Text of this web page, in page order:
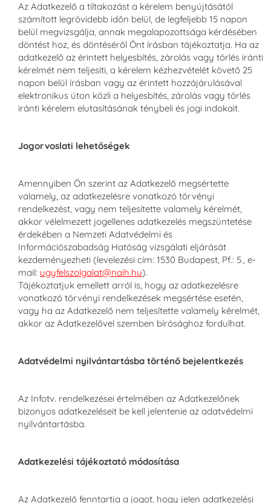
Az Adatkezelő a tiltakozást a kérelem benyújtásától
számított legrövidebb időn belül, de legfeljebb 15 napon
belül megvizsgálja, annak megalapozottsága kérdésében
döntést hoz, és döntéséről Önt írásban tájékoztatja. Ha az
adatkezelő az érintett helyesbítés, zárolás vagy törlés iránti
kérelmét nem teljesíti, a kérelem kézhezvételét követő 25
napon belül írásban vagy az érintett hozzájárulásával
elektronikus úton közli a helyesbítés, zárolás vagy törlés
iránti kérelem elutasításának ténybeli és jogi indokait.
Jogorvoslati lehetőségek
Amennyiben Ön szerint az Adatkezelő megsértette
valamely, az adatkezelésre vonatkozó törvényi
rendelkezést, vagy nem teljesítette valamely kérelmét,
akkor vélelmezett jogellenes adatkezelés megszüntetése
érdekében a Nemzeti Adatvédelmi és
Információszabadság Hatóság vizsgálati eljárását
kezdeményezheti (levelezési cím: 1530 Budapest, Pf.: 5., e-
mail: ugyfelszolgalat@naih.hu).
Tájékoztatjuk emellett arról is, hogy az adatkezelésre
vonatkozó törvényi rendelkezések megsértése esetén,
vagy ha az Adatkezelő nem teljesítette valamely kérelmét,
akkor az Adatkezelővel szemben bírósághoz fordulhat.
Adatvédelmi nyilvántartásba történő bejelentkezés
Az Infotv. rendelkezései értelmében az Adatkezelőnek
bizonyos adatkezeléseit be kell jelentenie az adatvédelmi
nyilvántartásba.
Adatkezelési tájékoztató módosítása
Az Adatkezelő fenntartja a jogot, hogy jelen adatkezelési